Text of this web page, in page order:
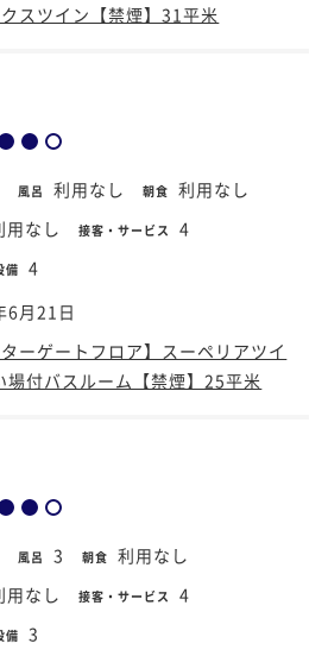
スツイン【禁煙】31平米
風呂 利用なし 朝食 利用なし
用なし 接客・サービス 4
備 4
6月21日
ターゲートフロア】スーペリアツイ
場付バスルーム【禁煙】25平米
風呂 3 朝食 利用なし
用なし 接客・サービス 4
備 3